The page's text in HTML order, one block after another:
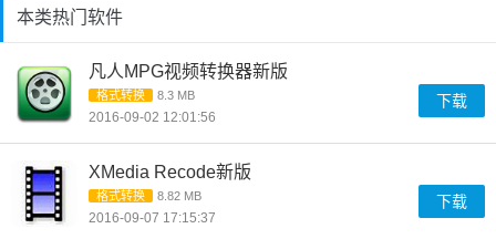
本类热门软件
凡人MPG视频转换器新版
格式转换 8.3 MB
2016-09-02 12:01:56
下载
XMedia Recode新版
格式转换 8.82 MB
2016-09-07 17:15:37
下载